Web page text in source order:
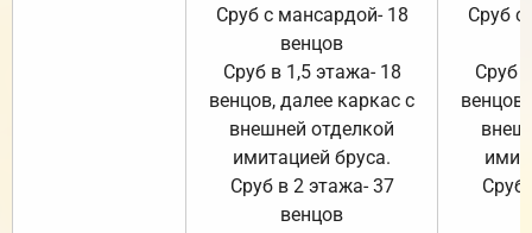
Сруб с мансардой- 18
венцов
Сруб в 1,5 этажа- 18
венцов, далее каркас с
внешней отделкой
имитацией бруса.
Сруб в 2 этажа- 37
венцов
Сруб с
Сруб
Сруб